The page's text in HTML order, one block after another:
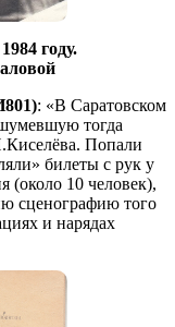
году.
: «В Саратовском
тогда
Попали
билеты с рук у
(около 10 человек),
сценографию того
и нарядах